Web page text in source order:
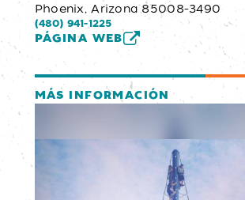
Phoenix, Arizona 85008-3490
(480) 941-1225
PÁGINA WEB
MÁS INFORMACIÓN